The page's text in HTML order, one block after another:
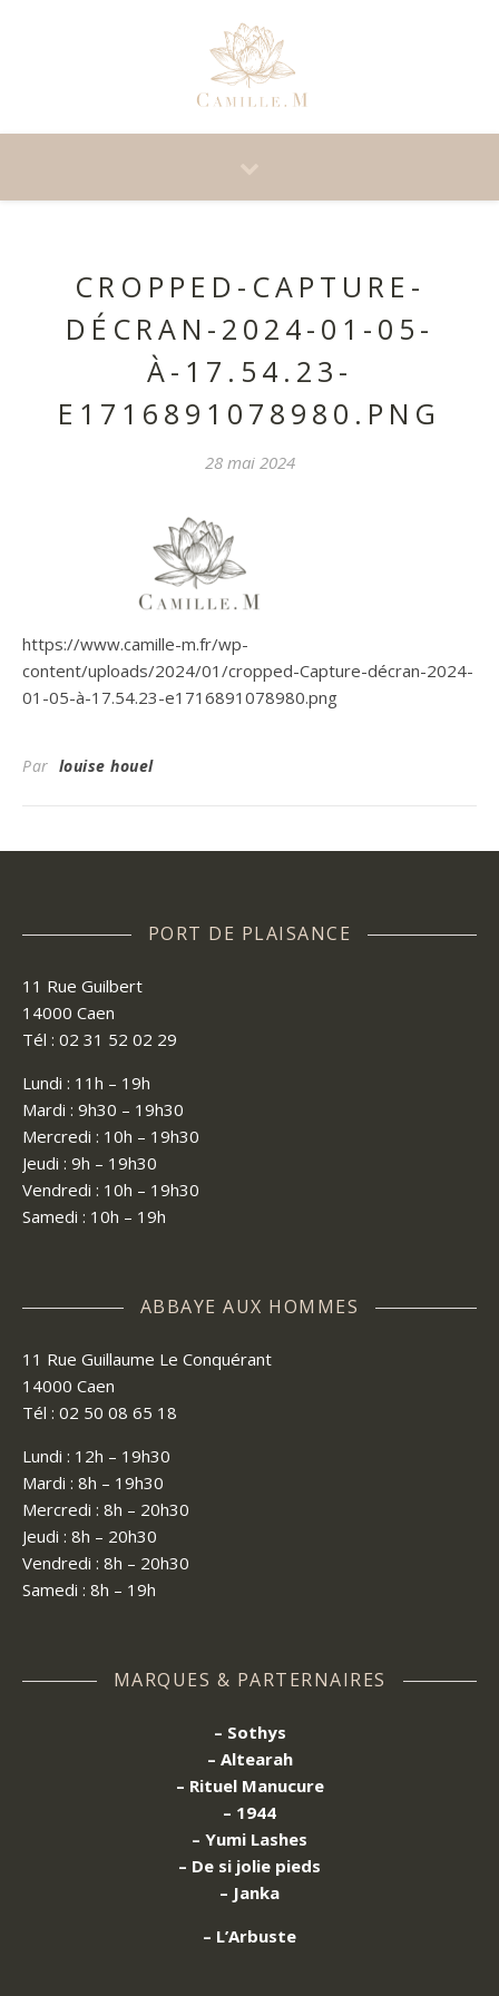
CROPPED-CAPTURE-
DÉCRAN-2024-01-05-
À-17.54.23-
E1716891078980.PNG
28 mai 2024
https://www.camille-m.fr/wp-
content/uploads/2024/01/cropped-Capture-décran-2024-
01-05-à-17.54.23-e1716891078980.png
Par louise houel
PORT DE PLAISANCE
11 Rue Guilbert
14000 Caen
Tél : 02 31 52 02 29
Lundi : 11h – 19h
Mardi : 9h30 – 19h30
Mercredi : 10h – 19h30
Jeudi : 9h – 19h30
Vendredi : 10h – 19h30
Samedi : 10h – 19h
ABBAYE AUX HOMMES
11 Rue Guillaume Le Conquérant
14000 Caen
Tél : 02 50 08 65 18
Lundi : 12h – 19h30
Mardi : 8h – 19h30
Mercredi : 8h – 20h30
Jeudi : 8h – 20h30
Vendredi : 8h – 20h30
Samedi : 8h – 19h
MARQUES & PARTERNAIRES
– Sothys
– Altearah
– Rituel Manucure
– 1944
– Yumi Lashes
– De si jolie pieds
– Janka
– L’Arbuste